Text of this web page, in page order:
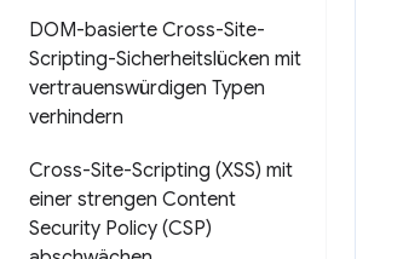
DOM-basierte Cross-Site-
Scripting-Sicherheitslücken mit
vertrauenswürdigen Typen
verhindern
Cross-Site-Scripting (XSS) mit
einer strengen Content
Security Policy (CSP)